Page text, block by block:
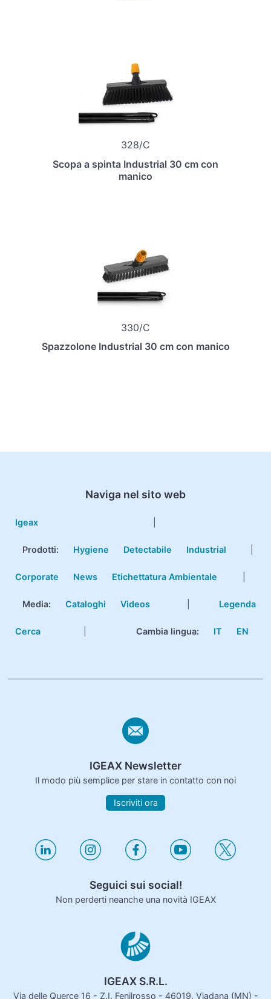
328/C
Scopa a spinta Industrial 30 cm con
manico
330/C
Spazzolone Industrial 30 cm con manico
Naviga nel sito web
Igeax
Prodotti: Hygiene Detectabile Industrial
Corporate News Etichettatura Ambientale
Media: Cataloghi Videos Legenda
Cerca Cambia lingua: IT EN
IGEAX Newsletter
Il modo più semplice per stare in contatto con noi
Iscriviti ora
Seguici sui social!
Non perderti neanche una novità IGEAX
IGEAX S.R.L.
Via delle Querce 16 - Z.I. Fenilrosso - 46019, Viadana (MN) -